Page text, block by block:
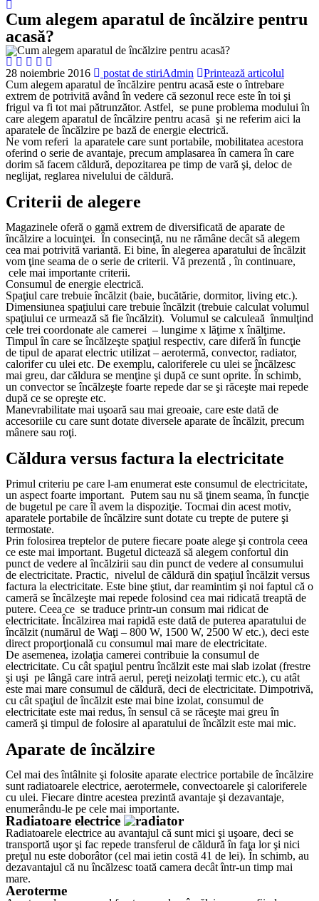
Cum alegem aparatul de încălzire pentru
acasă?
28 noiembrie 2016 postat de stiriAdmin
Printează articolul
Cum alegem aparatul de încălzire pentru acasă este o întrebare
extrem de potrivită având în vedere că sezonul rece este în toi şi
frigul va fi tot mai pătrunzător. Astfel, se pune problema modului în
care alegem aparatul de încălzire pentru acasă şi ne referim aici la
aparatele de încălzire pe bază de energie electrică.
Ne vom referi la aparatele care sunt portabile, mobilitatea acestora
oferind o serie de avantaje, precum amplasarea în camera în care
dorim să facem căldură, depozitarea pe timp de vară şi, deloc de
neglijat, reglarea nivelului de căldură.
Criterii de alegere
Magazinele oferă o gamă extrem de diversificată de aparate de
încălzire a locuinţei. În consecinţă, nu ne rămâne decât să alegem
cea mai potrivită variantă. Ei bine, în alegerea aparatului de încălzit
vom ţine seama de o serie de criterii. Vă prezentă , în continuare,
cele mai importante criterii.
Consumul de energie electrică.
Spaţiul care trebuie încălzit (baie, bucătărie, dormitor, living etc.).
Dimensiunea spaţiului care trebuie încălzit (trebuie calculat volumul
spaţiului ce urmează să fie încălzit). Volumul se calculeaă înmulţind
cele trei coordonate ale camerei – lungime x lăţime x înălţime.
Timpul în care se încălzeşte spaţiul respectiv, care diferă în funcţie
de tipul de aparat electric utilizat – aerotermă, convector, radiator,
calorifer cu ulei etc. De exemplu, caloriferele cu ulei se încălzesc
mai greu, dar căldura se menţine şi după ce sunt oprite. În schimb,
un convector se încălzeşte foarte repede dar se şi răceşte mai repede
după ce se opreşte etc.
Manevrabilitate mai uşoară sau mai greoaie, care este dată de
accesoriile cu care sunt dotate diversele aparate de încălzit, precum
mânere sau roţi.
Căldura versus factura la electricitate
Primul criteriu pe care l-am enumerat este consumul de electricitate,
un aspect foarte important. Putem sau nu să ţinem seama, în funcţie
de bugetul pe care îl avem la dispoziţie. Tocmai din acest motiv,
aparatele portabile de încălzire sunt dotate cu trepte de putere şi
termostate.
Prin folosirea treptelor de putere fiecare poate alege şi controla ceea
ce este mai important. Bugetul dictează să alegem confortul din
punct de vedere al încălzirii sau din punct de vedere al consumului
de electricitate. Practic, nivelul de căldură din spaţiul încălzit versus
factura la electricitate. Este bine ştiut, dar reamintim şi noi faptul că o
cameră se încălzeşte mai repede folosind cea mai ridicată treaptă de
putere. Ceea ce se traduce printr-un consum mai ridicat de
electricitate. Încălzirea mai rapidă este dată de puterea aparatului de
încălzit (numărul de Waţi – 800 W, 1500 W, 2500 W etc.), deci este
direct proporţională cu consumul mai mare de electricitate.
De asemenea, izolaţia camerei contribuie la consumul de
electricitate. Cu cât spaţiul pentru încălzit este mai slab izolat (frestre
şi uşi pe lângă care intră aerul, pereţi neizolaţi termic etc.), cu atât
este mai mare consumul de căldură, deci de electricitate. Dimpotrivă,
cu cât spaţiul de încălzit este mai bine izolat, consumul de
electricitate este mai redus, în sensul că se răceşte mai greu în
cameră şi timpul de folosire al aparatului de încălzit este mai mic.
Aparate de încălzire
Cel mai des întâlnite şi folosite aparate electrice portabile de încălzire
sunt radiatoarele electrice, aerotermele, convectoarele şi caloriferele
cu ulei. Fiecare dintre acestea prezintă avantaje şi dezavantaje,
enumerându-le pe cele mai importante.
Radiatoare electrice
Radiatoarele electrice au avantajul că sunt mici şi uşoare, deci se
transportă uşor şi fac repede transferul de căldură în faţa lor şi nici
preţul nu este doborâtor (cel mai ietin costă 41 de lei). În schimb, au
dezavantajul că nu încălzesc toată camera decât într-un timp mai
mare.
Aeroterme